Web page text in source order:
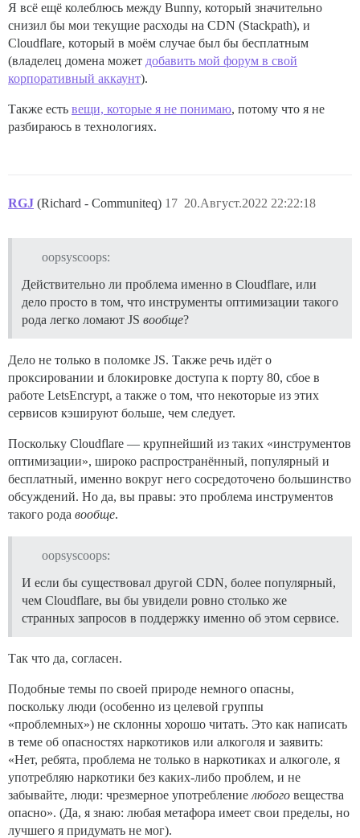
Я всё ещё колеблюсь между Bunny, который значительно
снизил бы мои текущие расходы на CDN (Stackpath), и
Cloudflare, который в моём случае был бы бесплатным
(владелец домена может добавить мой форум в свой
корпоративный аккаунт).
Также есть вещи, которые я не понимаю, потому что я не
разбираюсь в технологиях.
RGJ (Richard - Communiteq) 20.Август.2022 22:22:18
17
oopsyscoops:
Действительно ли проблема именно в Cloudflare, или
дело просто в том, что инструменты оптимизации такого
рода легко ломают JS вообще?
Дело не только в поломке JS. Также речь идёт о
проксировании и блокировке доступа к порту 80, сбое в
работе LetsEncrypt, а также о том, что некоторые из этих
сервисов кэшируют больше, чем следует.
Поскольку Cloudflare — крупнейший из таких «инструментов
оптимизации», широко распространённый, популярный и
бесплатный, именно вокруг него сосредоточено большинство
обсуждений. Но да, вы правы: это проблема инструментов
такого рода вообще.
oopsyscoops:
И если бы существовал другой CDN, более популярный,
чем Cloudflare, вы бы увидели ровно столько же
странных запросов в поддержку именно об этом сервисе.
Так что да, согласен.
Подобные темы по своей природе немного опасны,
поскольку люди (особенно из целевой группы
«проблемных») не склонны хорошо читать. Это как написать
в теме об опасностях наркотиков или алкоголя и заявить:
«Нет, ребята, проблема не только в наркотиках и алкоголе, я
употребляю наркотики без каких-либо проблем, и не
забывайте, люди: чрезмерное употребление любого вещества
опасно». (Да, я знаю: любая метафора имеет свои пределы, но
лучшего я придумать не мог).